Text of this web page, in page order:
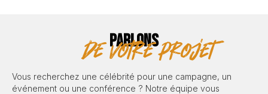
PARLONS
de votre projet
Vous recherchez une célébrité pour une campagne, un
événement ou une conférence ? Notre équipe vous